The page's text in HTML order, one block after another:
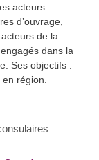
acteurs
d’ouvrage,
de la
dans la
Ses objectifs :
région.